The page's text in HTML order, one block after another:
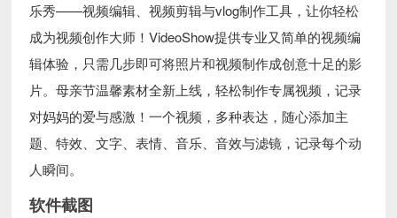
乐秀——视频编辑、视频剪辑与vlog制作工具，让你轻松
成为视频创作大师！VideoShow提供专业又简单的视频编
辑体验，只需几步即可将照片和视频制作成创意十足的影
片。母亲节温馨素材全新上线，轻松制作专属视频，记录
对妈妈的爱与感激！一个视频，多种表达，随心添加主
题、特效、文字、表情、音乐、音效与滤镜，记录每个动
人瞬间。
软件截图